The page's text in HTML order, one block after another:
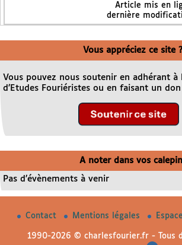
Article mis en
dernière
Vous appréciez ce site ?
Vous pouvez nous soutenir en adhérant à
d’Etudes Fouriéristes ou en faisant un
A noter dans vos
Pas d’évènements à venir
Contact Mentions légales
1990-2026 © charlesfourier.fr - Tous